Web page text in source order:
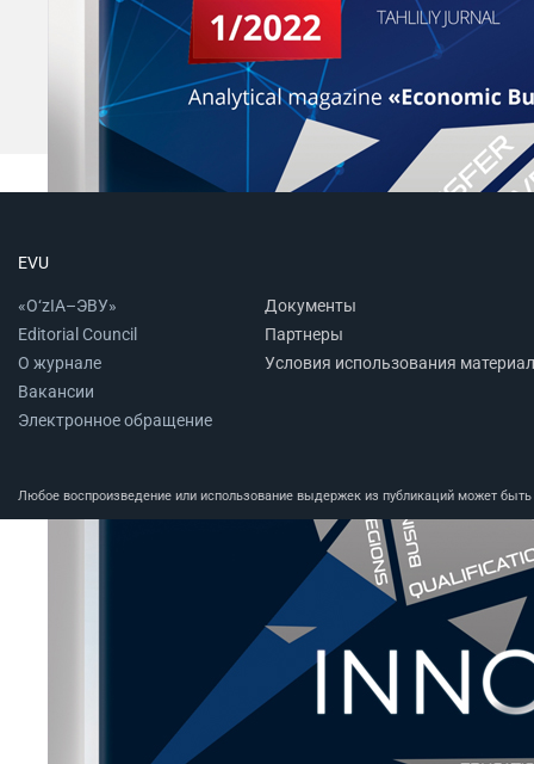
EVU
«O‘zIA–ЭВУ»
Editorial Council
О журнале
Вакансии
Электронное обращение
Документы
Партнеры
Условия использования
Любое воспроизведение или использование выдержек из публикаций может